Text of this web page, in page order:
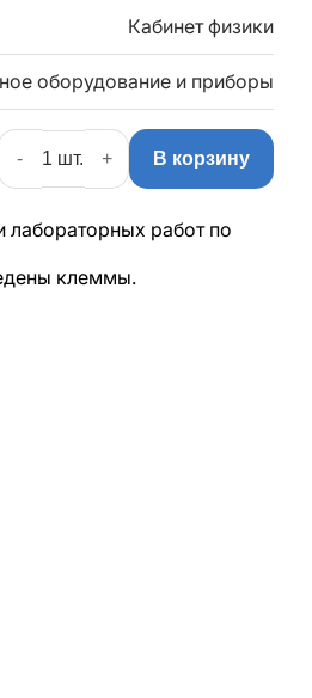
Кабинет физики
оборудование и приборы
- + В корзину
лабораторных работ по
клеммы.